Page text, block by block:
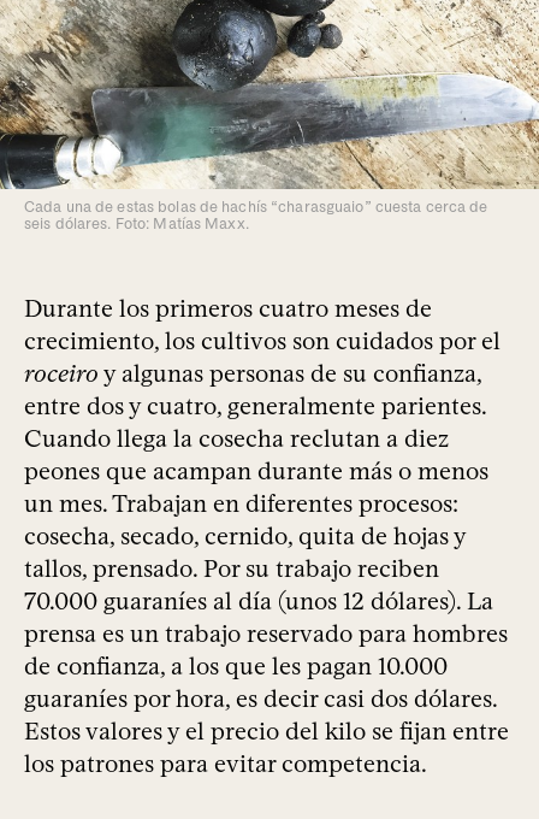
Cada una de estas bolas de hachís “charasguaio” cuesta cerca de
seis dólares. Foto: Matías Maxx.
Durante los primeros cuatro meses de
crecimiento, los cultivos son cuidados por el
roceiro y algunas personas de su confianza,
entre dos y cuatro, generalmente parientes.
Cuando llega la cosecha reclutan a diez
peones que acampan durante más o menos
un mes. Trabajan en diferentes procesos:
cosecha, secado, cernido, quita de hojas y
tallos, prensado. Por su trabajo reciben
70.000 guaraníes al día (unos 12 dólares). La
prensa es un trabajo reservado para hombres
de confianza, a los que les pagan 10.000
guaraníes por hora, es decir casi dos dólares.
Estos valores y el precio del kilo se fijan entre
los patrones para evitar competencia.